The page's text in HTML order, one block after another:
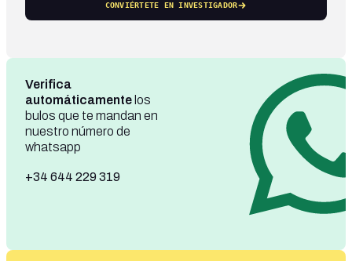
CONVIÉRTETE EN INVESTIGADOR
Verifica
automáticamente los
bulos que te mandan en
nuestro número de
whatsapp
+34 644 229 319